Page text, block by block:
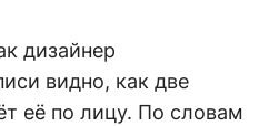
дизайнер
видно, как две
её по лицу. По словам